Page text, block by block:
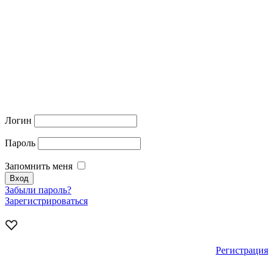
Логин
Пароль
Запомнить меня
Забыли пароль?
Зарегистрироваться
Регистрация